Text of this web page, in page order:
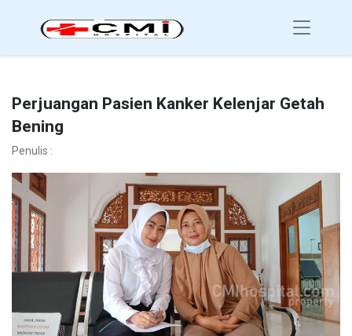
Perjuangan Pasien Kanker Kelenjar Getah
Bening
Penulis :